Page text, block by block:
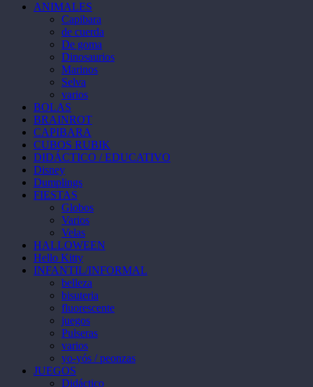
ANIMALES
Capibara
de cuerda
De goma
Dinosaurios
Marinos
Selva
varios
BOLAS
BRAINROT
CAPIBARA
CUBOS RUBIK
DIDÁCTICO / EDUCATIVO
Disney
Dumplings
FIESTAS
Globos
Varios
Velas
HALLOWEEN
Hello Kitty
INFANTIL/INFORMAL
belleza
bisuteria
fluorescente
juegos
Pulseras
varios
yo-yós / peonzas
JUEGOS
Didáctico